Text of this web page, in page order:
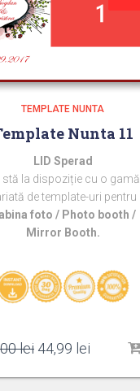
TEMPLATE NUNTA
Nunta 11
LID Sperad
stă la dispoziție cu o gamă
de template-uri pentru
foto / Photo booth /
Mirror Booth.
lei Prețul
a
44,99 lei
este: